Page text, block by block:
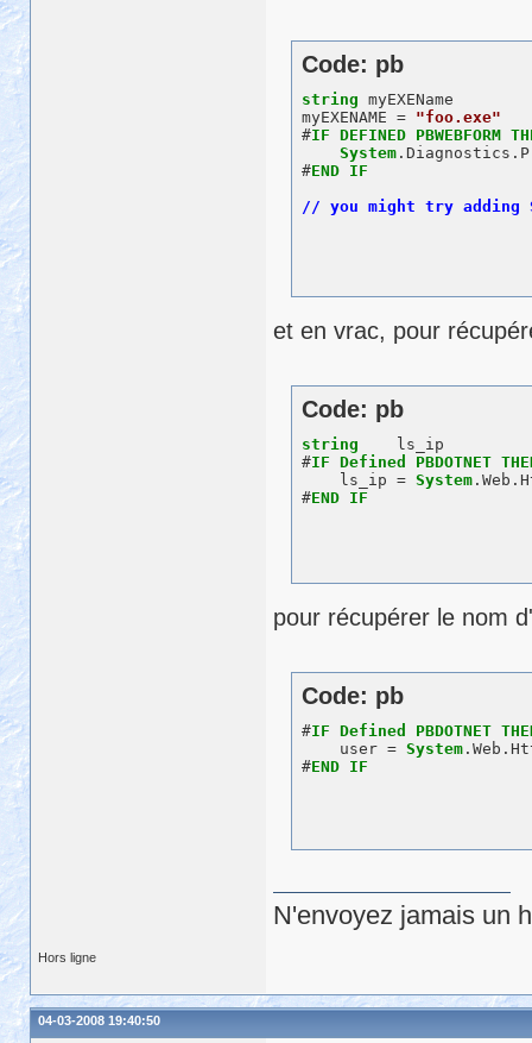
Code: pb
string myEXEName
myEXENAME = "foo.exe"
#IF DEFINED PBWEBFORM
System
#END IF
et en vrac, pour
Code: pb
string
    ls_ip
#IF Defined PBDOTNET
    ls_ip =
System
#END IF
pour récupérer le nom
Code: pb
#IF Defined PBDOTNET
    user =
System
#END IF
N'envoyez jamais un
Hors ligne
04-03-2008 19:40:50